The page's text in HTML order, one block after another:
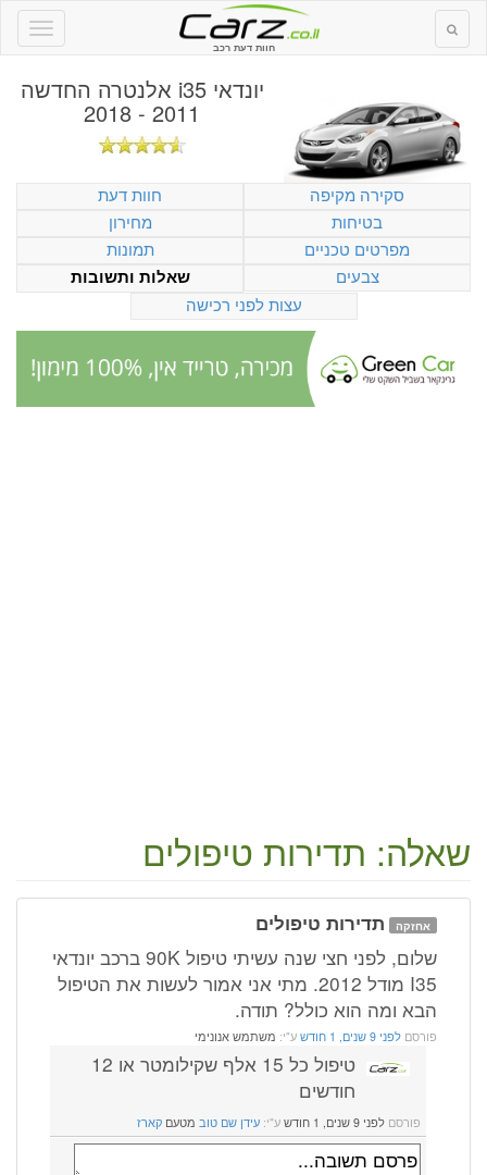
חוות דעת רכב
יונדאי i35 אלנטרה החדשה
2011 - 2018
סקירה מקיפה
חוות דעת
בטיחות
מחירון
מפרטים טכניים
תמונות
צבעים
שאלות ותשובות
עצות לפני רכישה
שאלה: תדירות טיפולים
אחזקה תדירות טיפולים
שלום, לפני חצי שנה עשיתי טיפול 90K ברכב יונדאי
I35 מודל 2012. מתי אני אמור לעשות את הטיפול
הבא ומה הוא כולל? תודה.
פורסם לפני 9 שנים, 1 חודש ע"י: משתמש אנונימי
טיפול כל 15 אלף שקילומטר או 12
חודשים
פורסם לפני 9 שנים, 1 חודש ע"י: עידן שם טוב מטעם קארז